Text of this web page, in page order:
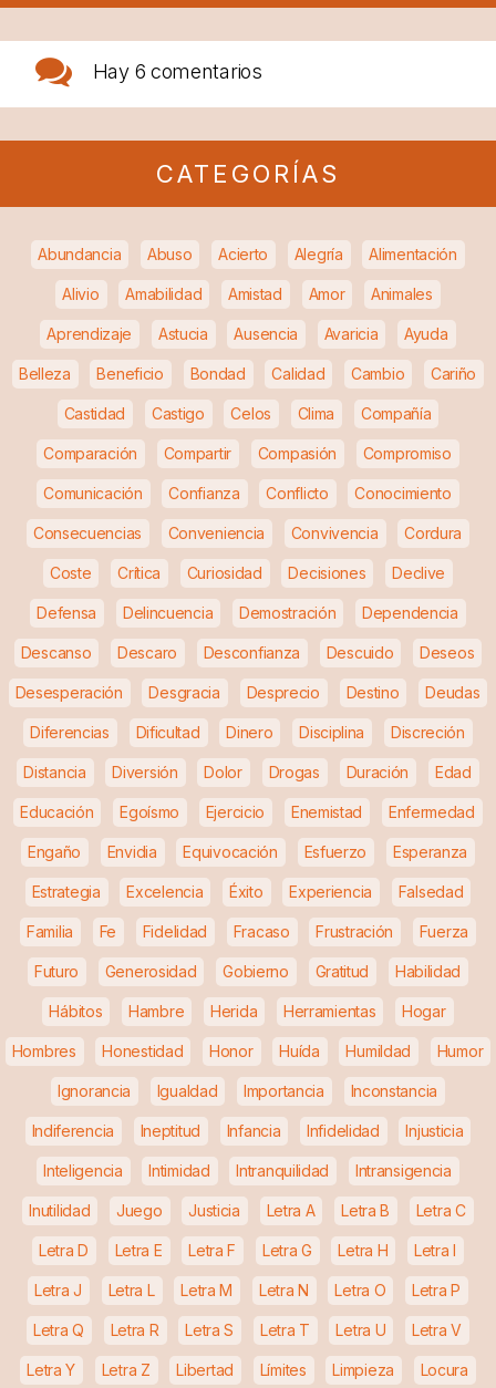
Hay 6 comentarios
CATEGORÍAS
Abundancia Abuso Acierto Alegría Alimentación
Alivio Amabilidad Amistad Amor Animales
Aprendizaje Astucia Ausencia Avaricia Ayuda
Belleza Beneficio Bondad Calidad Cambio Cariño
Castidad Castigo Celos Clima Compañía
Comparación Compartir Compasión Compromiso
Comunicación Confianza Conflicto Conocimiento
Consecuencias Conveniencia Convivencia Cordura
Coste Crítica Curiosidad Decisiones Declive
Defensa Delincuencia Demostración Dependencia
Descanso Descaro Desconfianza Descuido Deseos
Desesperación Desgracia Desprecio Destino Deudas
Diferencias Dificultad Dinero Disciplina Discreción
Distancia Diversión Dolor Drogas Duración Edad
Educación Egoísmo Ejercicio Enemistad Enfermedad
Engaño Envidia Equivocación Esfuerzo Esperanza
Estrategia Excelencia Éxito Experiencia Falsedad
Familia Fe Fidelidad Fracaso Frustración Fuerza
Futuro Generosidad Gobierno Gratitud Habilidad
Hábitos Hambre Herida Herramientas Hogar
Hombres Honestidad Honor Huída Humildad Humor
Ignorancia Igualdad Importancia Inconstancia
Indiferencia Ineptitud Infancia Infidelidad Injusticia
Inteligencia Intimidad Intranquilidad Intransigencia
Inutilidad Juego Justicia Letra A Letra B Letra C
Letra D Letra E Letra F Letra G Letra H Letra I
Letra J Letra L Letra M Letra N Letra O Letra P
Letra Q Letra R Letra S Letra T Letra U Letra V
Letra Y Letra Z Libertad Límites Limpieza Locura